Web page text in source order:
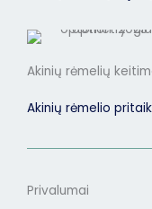
Akinių rėmelių
Akinių rėmelio
Privalumai